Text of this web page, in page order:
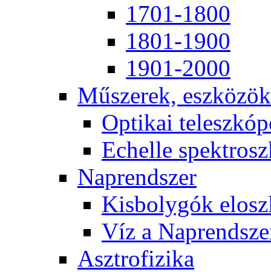
1701-1800
1801-1900
1901-2000
Mű­sze­rek, esz­kö­zök
Op­ti­kai
Echel­le
Nap­rend­szer
Kis­boly­gók
Víz a
Aszt­ro­fi­zi­ka